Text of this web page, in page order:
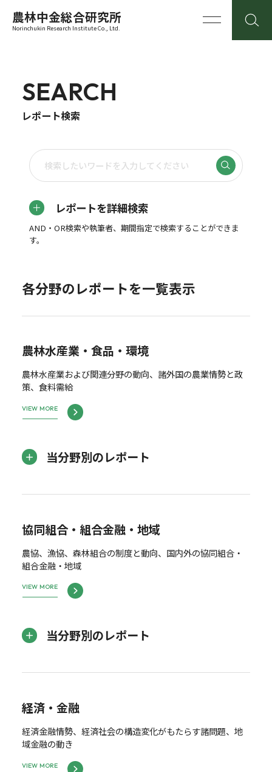
農林中金総合研究所
Norinchukin Research Institute Co., Ltd.
SEARCH
レポート検索
レポートを詳細検索
AND・OR検索や執筆者、期間指定で検索することができま
す。
各分野のレポートを一覧表示
農林水産業・食品・環境
農林水産業および関連分野の動向、諸外国の農業情勢と政
策、食料需給
VIEW MORE
当分野別のレポート
協同組合・組合金融・地域
農協、漁協、森林組合の制度と動向、国内外の協同組合・
組合金融・地域
VIEW MORE
当分野別のレポート
経済・金融
経済金融情勢、経済社会の構造変化がもたらす諸問題、地
域金融の動き
VIEW MORE